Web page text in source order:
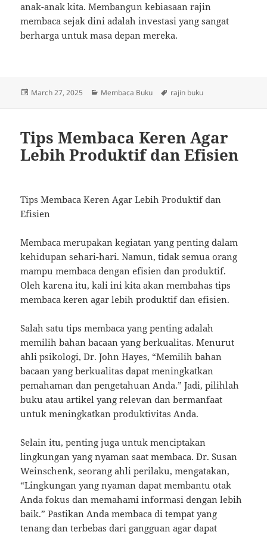
anak-anak kita. Membangun kebiasaan rajin
membaca sejak dini adalah investasi yang sangat
berharga untuk masa depan mereka.
Posted
March 27, 2025 Categories
Membaca Buku Tags
rajin buku
Tips Membaca Keren Agar
Lebih Produktif dan Efisien
Tips Membaca Keren Agar Lebih Produktif dan
Efisien
Membaca merupakan kegiatan yang penting dalam
kehidupan sehari-hari. Namun, tidak semua orang
mampu membaca dengan efisien dan produktif.
Oleh karena itu, kali ini kita akan membahas tips
membaca keren agar lebih produktif dan efisien.
Salah satu tips membaca yang penting adalah
memilih bahan bacaan yang berkualitas. Menurut
ahli psikologi, Dr. John Hayes, “Memilih bahan
bacaan yang berkualitas dapat meningkatkan
pemahaman dan pengetahuan Anda.” Jadi, pilihlah
buku atau artikel yang relevan dan bermanfaat
untuk meningkatkan produktivitas Anda.
Selain itu, penting juga untuk menciptakan
lingkungan yang nyaman saat membaca. Dr. Susan
Weinschenk, seorang ahli perilaku, mengatakan,
“Lingkungan yang nyaman dapat membantu otak
Anda fokus dan memahami informasi dengan lebih
baik.” Pastikan Anda membaca di tempat yang
tenang dan terbebas dari gangguan agar dapat